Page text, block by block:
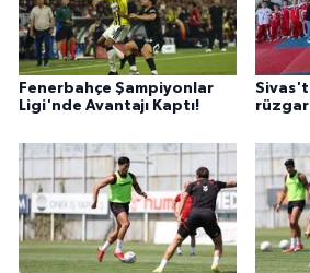
Fenerbahçe Şampiyonlar
Ligi'nde Avantajı Kaptı!